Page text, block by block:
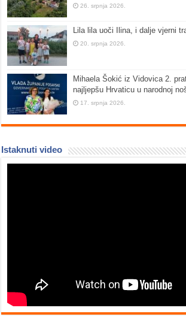
26. srpnja 2026.
Lila lila uoči Ilina, i dalje vjerni
20. srpnja 2026.
Mihaela Šokić iz Vidovica 2.
najljepšu Hrvaticu u narodnoj
17. srpnja 2026.
Istaknuti video